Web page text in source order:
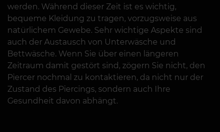
werden. Während dieser Zeit ist es wichtig,
bequeme Kleidung zu tragen, vorzugsweise aus
natürlichem Gewebe. Sehr wichtige Aspekte sind
auch der Austausch von Unterwäsche und
Bettwäsche. Wenn Sie über einen längeren
Zeitraum damit gestört sind, zögern Sie nicht, den
Piercer nochmal zu kontaktieren, da nicht nur der
Zustand des Piercings, sondern auch Ihre
Gesundheit davon abhängt.